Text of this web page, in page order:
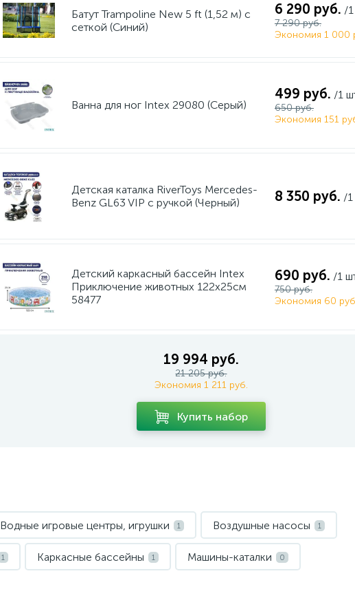
Батут Trampoline New 5 ft (1,52 м) с
сеткой (Синий)
6 290 руб. /
7 290 руб.
Экономия 1 000
Ванна для ног Intex 29080 (Серый)
499 руб. /1
650 руб.
Экономия 151
Детская каталка RiverToys Mercedes-
Benz GL63 VIP c ручкой (Черный)
8 350 руб. /
Детский каркасный бассейн Intex
Приключение животных 122х25см
58477
690 руб. /1
750 руб.
Экономия 60
19 994 руб.
21 205 руб.
Экономия 1 211 руб.
Купить набор
Водные игровые центры, игрушки 1 Воздушные насосы 1
1 Каркасные бассейны 1 Машины-каталки 0